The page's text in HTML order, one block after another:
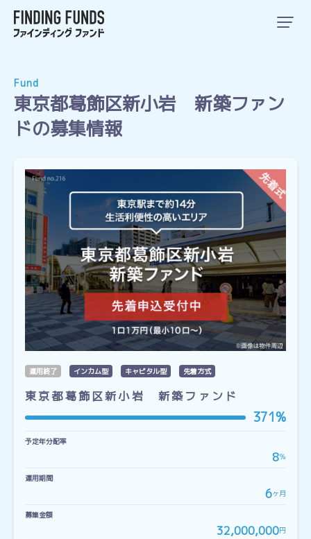
Fund
東京都葛飾区新小岩 新築ファン
ドの募集情報
運用終了 インカム型 キャピタル型 先着方式
東京都葛飾区新小岩 新築ファンド
371%
予定年分配率
8％
運用期間
6ヶ月
募集金額
32,000,000円